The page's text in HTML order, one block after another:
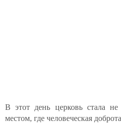
В этот день церковь стала
местом, где человеческая